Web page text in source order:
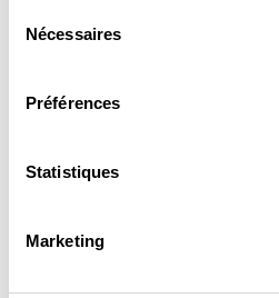
Nécessaires
Préférences
Statistiques
Marketing